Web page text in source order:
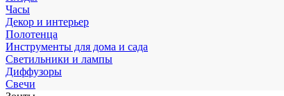
Часы
Декор и интерьер
Полотенца
Инструменты для дома и сада
Светильники и лампы
Диффузоры
Свечи